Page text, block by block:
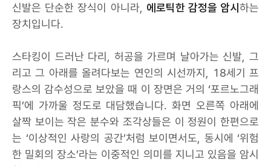
신발은 단순한 장식이 아니라, 에로틱한 감정을 암시하는
장치입니다.
스타킹이 드러난 다리, 허공을 가르며 날아가는 신발, 그
리고 그 아래를 올려다보는 연인의 시선까지, 18세기 프
랑스의 감수성으로 보았을 때 이 장면은 거의 ‘포르노그래
픽’에 가까울 정도로 대담했습니다. 화면 오른쪽 아래에
살짝 보이는 작은 분수와 조각상들은 이 정원이 한편으로
는 ‘이상적인 사랑의 공간’처럼 보이면서도, 동시에 ‘위험
한 밀회의 장소’라는 이중적인 의미를 지니고 있음을 암시